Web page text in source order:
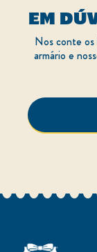
EM
Nos conte os
armário e